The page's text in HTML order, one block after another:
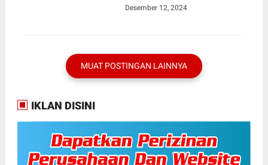
Hotel Bumi Wiyata
Desember 12, 2024
MUAT POSTINGAN LAINNYA
IKLAN DISINI